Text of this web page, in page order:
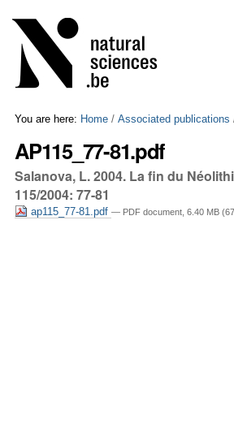
to
content.
Skip
to
navigation
tools
You are here: Home /Associated publications
AP115_77-81.pdf
Salanova, L. 2004. La fin du
115/2004: 77-81
ap115_77-81.pdf— PDF document, 6.40 MB